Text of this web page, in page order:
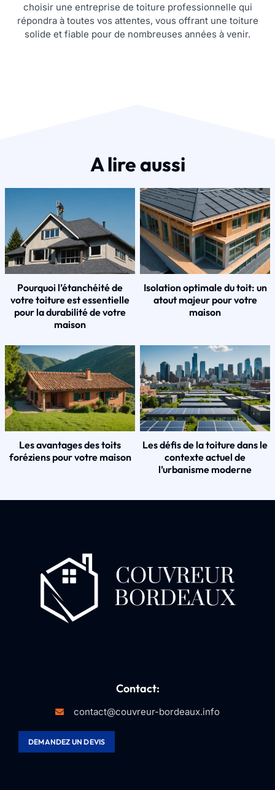
choisir une entreprise de toiture professionnelle qui
répondra à toutes vos attentes, vous offrant une toiture
solide et fiable pour de nombreuses années à venir.
A lire aussi
Pourquoi l’étanchéité de
votre toiture est essentielle
pour la durabilité de votre
maison
Isolation optimale du toit: un
atout majeur pour votre
maison
Les avantages des toits
foréziens pour votre maison
Les défis de la toiture dans le
contexte actuel de
l’urbanisme moderne
Contact:
contact@couvreur-bordeaux.info
DEMANDEZ UN DEVIS